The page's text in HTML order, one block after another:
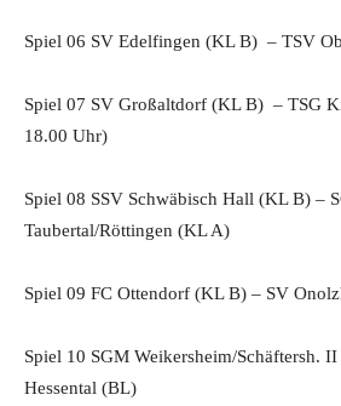
Spiel 06 SV Edelfingen (KL B) – TSV
Spiel 07 SV Großaltdorf (KL B) – TSG
18.00 Uhr)
Spiel 08 SSV Schwäbisch Hall (KL B) –
Taubertal/Röttingen (KL A)
Spiel 09 FC Ottendorf (KL B) – SV
Spiel 10 SGM Weikersheim/Schäftersh.
Hessental (BL)